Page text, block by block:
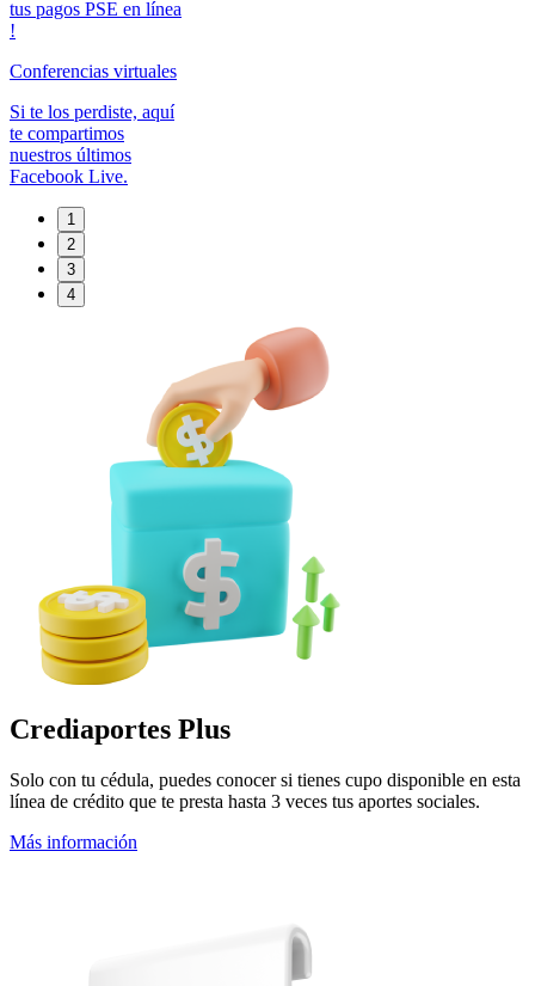
tus pagos PSE en línea
!
Conferencias virtuales
Si te los perdiste, aquí
te compartimos
nuestros últimos
Facebook Live.
1
2
3
4
Crediaportes Plus
Solo con tu cédula, puedes conocer si tienes cupo disponible en esta
línea de crédito que te presta hasta 3 veces tus aportes sociales.
Más información